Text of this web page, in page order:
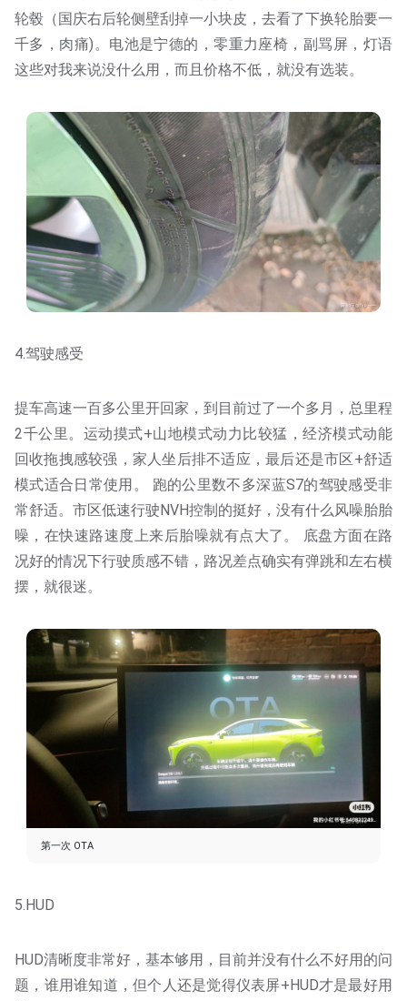
轮毂（国庆右后轮侧壁刮掉一小块皮，去看了下换轮胎要一
千多，肉痛)。电池是宁德的，零重力座椅，副骂屏，灯语
这些对我来说没什么用，而且价格不低，就没有选装。
4.驾驶感受
提车高速一百多公里开回家，到目前过了一个多月，总里程
2千公里。运动摸式+山地模式动力比较猛，经济模式动能
回收拖拽感较强，家人坐后排不适应，最后还是市区+舒适
模式适合日常使用。 跑的公里数不多深蓝S7的驾驶感受非
常舒适。市区低速行驶NVH控制的挺好，没有什么风噪胎胎
噪，在快速路速度上来后胎噪就有点大了。 底盘方面在路
况好的情况下行驶质感不错，路况差点确实有弹跳和左右横
摆，就很迷。
第一次 OTA
5.HUD
HUD清晰度非常好，基本够用，目前并没有什么不好用的问
题，谁用谁知道，但个人还是觉得仪表屏+HUD才是最好用